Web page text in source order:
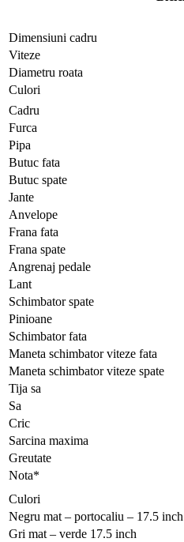
Dimensiuni cadru
Viteze
Diametru roata
Culori
Cadru
Furca
Pipa
Butuc fata
Butuc spate
Jante
Anvelope
Frana fata
Frana spate
Angrenaj pedale
Lant
Schimbator spate
Pinioane
Schimbator fata
Maneta schimbator viteze fata
Maneta schimbator viteze spate
Tija sa
Sa
Cric
Sarcina maxima
Greutate
Nota*
Culori
Negru mat – portocaliu – 17.5 inch
Gri mat – verde 17.5 inch